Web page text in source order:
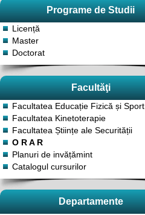
Programe de Studii
Licență
Master
Doctorat
Facultăţi
Facultatea Educație Fizică și Sport
Facultatea Kinetoterapie
Facultatea Științe ale Securității
O R A R
Planuri de invățămint
Catalogul cursurilor
Departamente